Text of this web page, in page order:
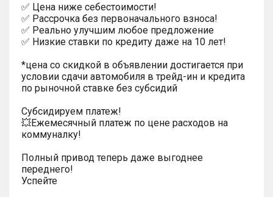
✅ Цена ниже себестоимости!
✅ Рассрочка без первоначального взноса!
✅ Реально улучшим любое предложение
✅ Низкие ставки по кредиту даже на 10 лет!
*цена со скидкой в объявлении достигается при
условии сдачи автомобиля в трейд-ин и кредита
по рыночной ставке без субсидий
Субсидируем платеж!
💥Ежемесячный платеж по цене расходов на
коммуналку!
Полный привод теперь даже выгоднее
переднего!
Успейте